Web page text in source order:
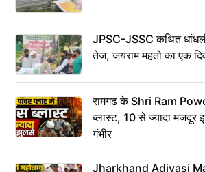
JPSC-JSSC कथित
तेज, जयराम महतो का एक
रामगढ़ के Shri Ram
ब्लास्ट, 10 से ज्यादा मजदूर
गंभीर
Jharkhand Adivasi